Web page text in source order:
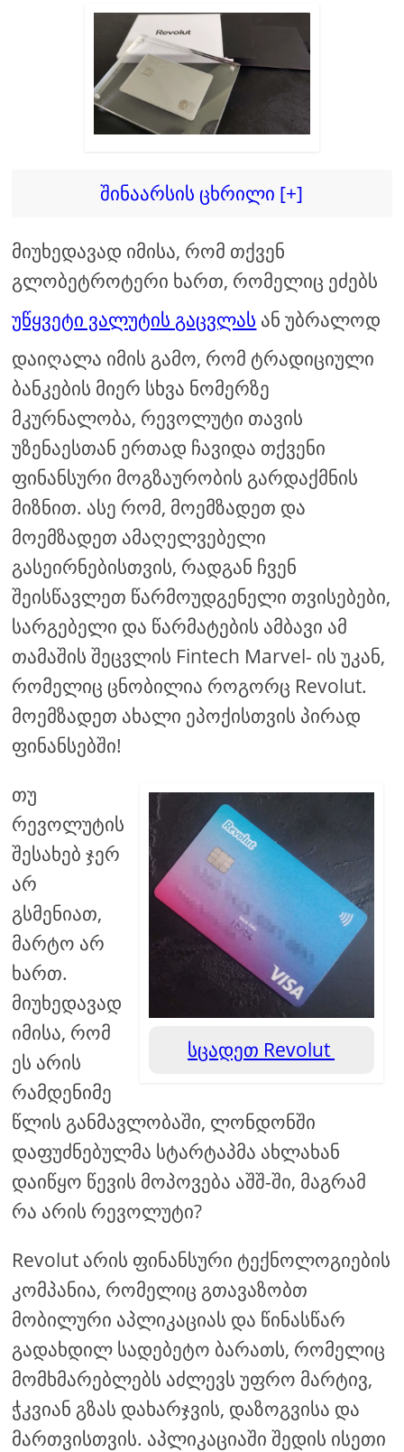
შინაარსის ცხრილი [+]
მიუხედავად იმისა, რომ თქვენ
გლობეტროტერი ხართ, რომელიც ეძებს
უწყვეტი ვალუტის გაცვლას ან უბრალოდ
დაიღალა იმის გამო, რომ ტრადიციული
ბანკების მიერ სხვა ნომერზე
მკურნალობა, რევოლუტი თავის
უზენაესთან ერთად ჩავიდა თქვენი
ფინანსური მოგზაურობის გარდაქმნის
მიზნით. ასე რომ, მოემზადეთ და
მოემზადეთ ამაღელვებელი
გასეირნებისთვის, რადგან ჩვენ
შეისწავლეთ წარმოუდგენელი თვისებები,
სარგებელი და წარმატების ამბავი ამ
თამაშის შეცვლის Fintech Marvel- ის უკან,
რომელიც ცნობილია როგორც Revolut.
მოემზადეთ ახალი ეპოქისთვის პირად
ფინანსებში!
სცადეთ Revolut
თუ
რევოლუტის
შესახებ ჯერ
არ
გსმენიათ,
მარტო არ
ხართ.
მიუხედავად
იმისა, რომ
ეს არის
რამდენიმე
წლის განმავლობაში, ლონდონში
დაფუძნებულმა სტარტაპმა ახლახან
დაიწყო წევის მოპოვება აშშ-ში, მაგრამ
რა არის რევოლუტი?
Revolut არის ფინანსური ტექნოლოგიების
კომპანია, რომელიც გთავაზობთ
მობილური აპლიკაციას და წინასწარ
გადახდილ სადებეტო ბარათს, რომელიც
მომხმარებლებს აძლევს უფრო მარტივ,
ჭკვიან გზას დახარჯვის, დაზოგვისა და
მართვისთვის. აპლიკაციაში შედის ისეთი